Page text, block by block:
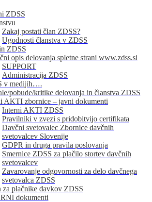
ZDSS
Zakaj postati član ZDSS?
Ugodnosti članstva v ZDSS
ZDSS
opis delovanja spletne strani www.zdss.si
SUPPORT
Administracija ZDSS
v medijih….
pobude/kritike delovanja in članstva ZDSS
AKTI zbornice – javni dokumenti
Interni AKTI ZDSS
Pravilniki v zvezi s pridobitvijo certifikata
Davčni svetovalec Zbornice davčnih
svetovalcev Slovenije
GDPR in druga pravila poslovanja
Smernice ZDSS za plačilo stortev davčnih
svetovalcev
Zavarovanje odgovornosti za delo davčnega
svetovalca ZDSS
za plačnike davkov ZDSS
dokumenti